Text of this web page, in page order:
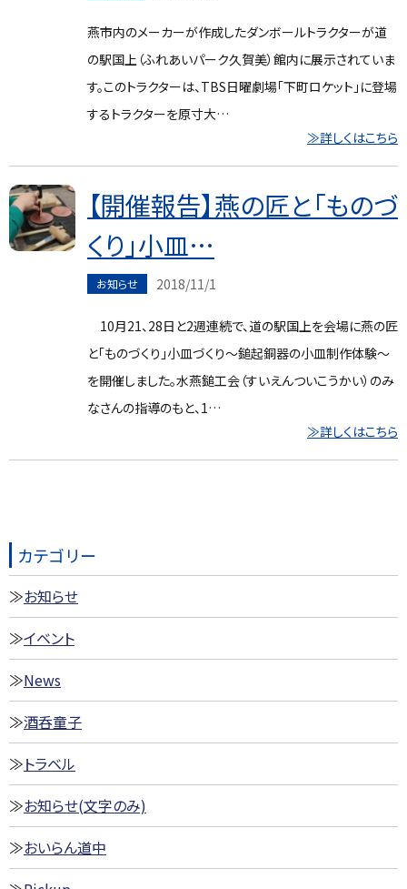
燕市内のメーカーが作成したダンボールトラクターが道
の駅国上（ふれあいパーク久賀美）館内に展示されていま
す。このトラクターは、TBS日曜劇場「下町ロケット」に登場
するトラクターを原寸大…
≫詳しくはこちら
【開催報告】燕の匠と「ものづ
くり」小皿…
お知らせ 2018/11/1
10月21、28日と2週連続で、道の駅国上を会場に燕の匠
と「ものづくり」小皿づくり～鎚起銅器の小皿制作体験～
を開催しました。水燕鎚工会（すいえんついこうかい）のみ
なさんの指導のもと、1…
≫詳しくはこちら
カテゴリー
お知らせ
イベント
News
酒呑童子
トラベル
お知らせ(文字のみ)
おいらん道中